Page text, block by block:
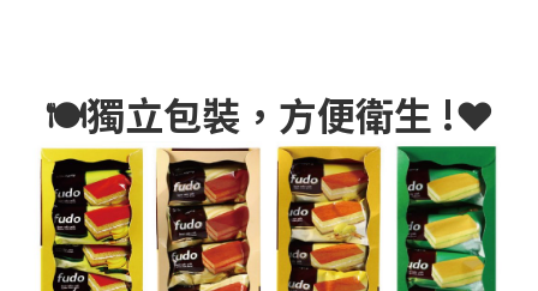
🍽獨立包裝，方便衛生 !❤